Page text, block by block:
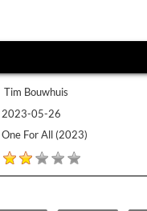
Tim Bouwhuis
2023-05-26
One For All (2023)